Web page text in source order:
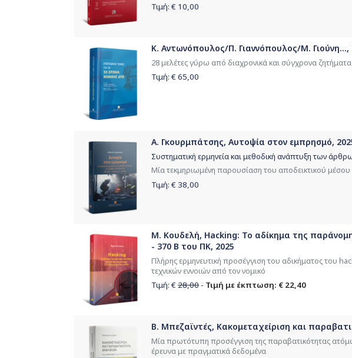
Τιμή: € 10,00
Κ. Αντωνόπουλος/Π. Γιαννόπουλος/Μ.
28 μελέτες γύρω από διαχρονικά και σύγχρονα ζητήματα
Τιμή: € 65,00
Α. Γκουρμπάτσης, Αυτοψία στον εμπρησμό,
Συστηματική ερμηνεία και μεθοδική ανάπτυξη των
Μία τεκμηριωμένη παρουσίαση του αποδεικτικού
Τιμή: € 38,00
Μ. Κουδελή, Hacking: Το αδίκημα της
- 370 Β του ΠΚ, 2025
Πλήρης ερμηνευτική προσέγγιση του αδικήματος του
τεχνικών εννοιών από τον νομικό
Τιμή: € 28,00 - Τιμή με έκπτωση: € 22,40
Β. Μπεζαϊντές, Κακομεταχείριση και
Μία πρωτότυπη προσέγγιση της παραβατικότητας
έρευνα με πραγματικά δεδομένα